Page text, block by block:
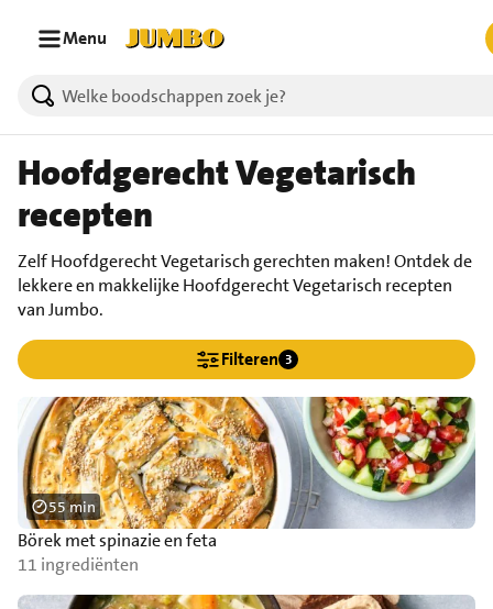
Menu
Hoofdgerecht Vegetarisch
recepten
Zelf Hoofdgerecht Vegetarisch gerechten maken! Ontdek de
lekkere en makkelijke Hoofdgerecht Vegetarisch recepten
van Jumbo.
Filteren 3
Börek met spinazie en feta
11 ingrediënten
55 min